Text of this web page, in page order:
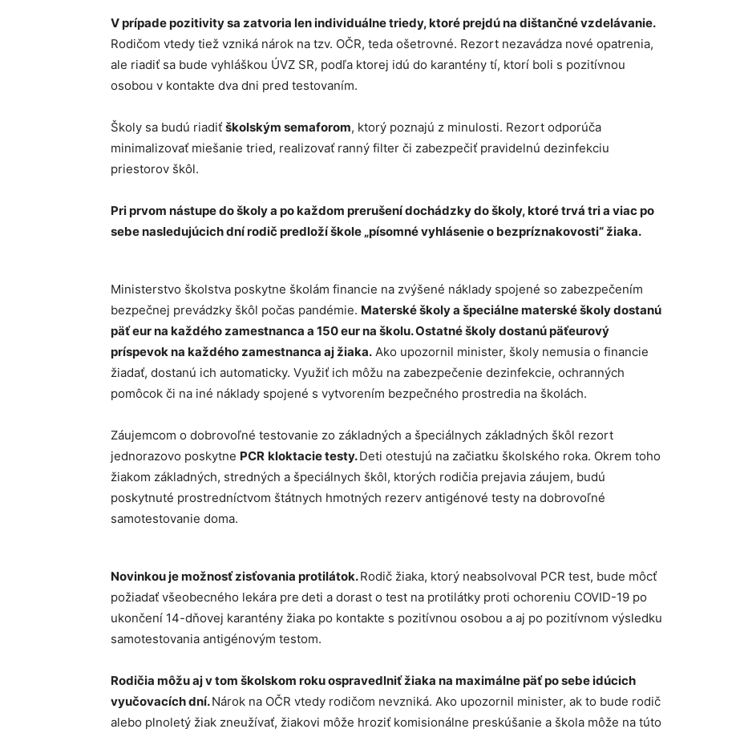
V prípade pozitivity sa zatvoria len individuálne triedy, ktoré prejdú na dištančné vzdelávanie.
Rodičom vtedy tiež vzniká nárok na tzv. OČR, teda ošetrovné. Rezort nezavádza nové opatrenia,
ale riadiť sa bude vyhláškou ÚVZ SR, podľa ktorej idú do karantény tí, ktorí boli s pozitívnou
osobou v kontakte dva dni pred testovaním.
Školy sa budú riadiť školským semaforom, ktorý poznajú z minulosti. Rezort odporúča
minimalizovať miešanie tried, realizovať ranný filter či zabezpečiť pravidelnú dezinfekciu
priestorov škôl.
Pri prvom nástupe do školy a po každom prerušení dochádzky do školy, ktoré trvá tri a viac po
sebe nasledujúcich dní rodič predloží škole „písomné vyhlásenie o bezpríznakovosti“ žiaka.
Ministerstvo školstva poskytne školám financie na zvýšené náklady spojené so zabezpečením
bezpečnej prevádzky škôl počas pandémie. Materské školy a špeciálne materské školy dostanú
päť eur na každého zamestnanca a 150 eur na školu. Ostatné školy dostanú päťeurový
príspevok na každého zamestnanca aj žiaka. Ako upozornil minister, školy nemusia o financie
žiadať, dostanú ich automaticky. Využiť ich môžu na zabezpečenie dezinfekcie, ochranných
pomôcok či na iné náklady spojené s vytvorením bezpečného prostredia na školách.
Záujemcom o dobrovoľné testovanie zo základných a špeciálnych základných škôl rezort
jednorazovo poskytne PCR kloktacie testy.Deti otestujú na začiatku školského roka. Okrem toho
žiakom základných, stredných a špeciálnych škôl, ktorých rodičia prejavia záujem, budú
poskytnuté prostredníctvom štátnych hmotných rezerv antigénové testy na dobrovoľné
samotestovanie doma.
Novinkou je možnosť zisťovania protilátok.Rodič žiaka, ktorý neabsolvoval PCR test, bude môcť
požiadať všeobecného lekára pre deti a dorast o test na protilátky proti ochoreniu COVID-19 po
ukončení 14-dňovej karantény žiaka po kontakte s pozitívnou osobou a aj po pozitívnom výsledku
samotestovania antigénovým testom.
Rodičia môžu aj v tom školskom roku ospravedlniť žiaka na maximálne päť po sebe idúcich
vyučovacích dní.Nárok na OČR vtedy rodičom nevzniká. Ako upozornil minister, ak to bude rodič
alebo plnoletý žiak zneužívať, žiakovi môže hroziť komisionálne preskúšanie a škola môže na túto